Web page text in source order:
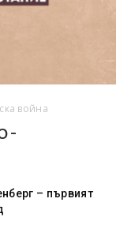
война
– първият